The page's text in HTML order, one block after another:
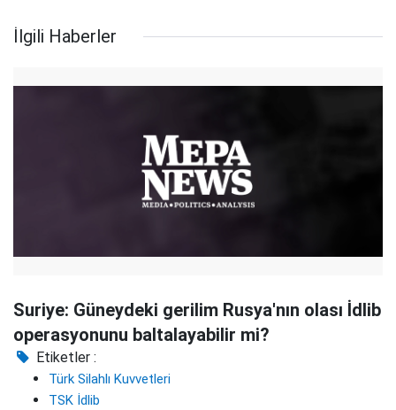
İlgili Haberler
Suriye: Güneydeki gerilim Rusya'nın olası İdlib
operasyonunu baltalayabilir mi?
Etiketler :
Türk Silahlı Kuvvetleri
TSK İdlib